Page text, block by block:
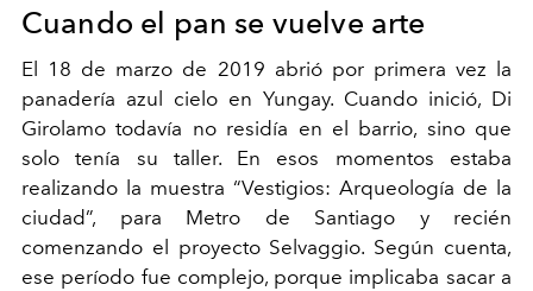
Cuando el pan se vuelve arte
El 18 de marzo de 2019 abrió por primera vez la
panadería azul cielo en Yungay. Cuando inició, Di
Girolamo todavía no residía en el barrio, sino que
solo tenía su taller. En esos momentos estaba
realizando la muestra “Vestigios: Arqueología de la
ciudad”, para Metro de Santiago y recién
comenzando el proyecto Selvaggio. Según cuenta,
ese período fue complejo, porque implicaba sacar a